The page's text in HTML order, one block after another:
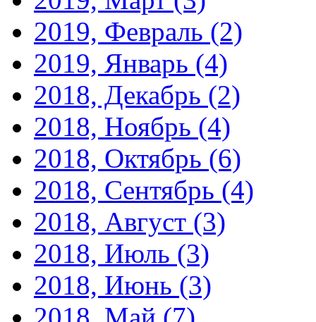
2019, Февраль (2)
2019, Январь (4)
2018, Декабрь (2)
2018, Ноябрь (4)
2018, Октябрь (6)
2018, Сентябрь (4)
2018, Август (3)
2018, Июль (3)
2018, Июнь (3)